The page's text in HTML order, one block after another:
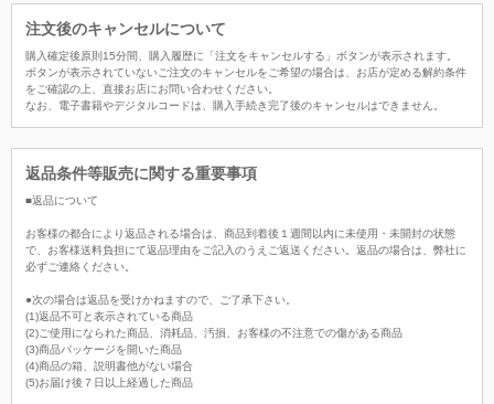
注文後のキャンセルについて
購入確定後原則15分間、購入履歴に「注文をキャンセルする」ボタンが表示されます。
ボタンが表示されていないご注文のキャンセルをご希望の場合は、お店が定める解約条件
をご確認の上、直接お店にお問い合わせください。
なお、電子書籍やデジタルコードは、購入手続き完了後のキャンセルはできません。
返品条件等販売に関する重要事項
■返品について
お客様の都合により返品される場合は、商品到着後１週間以内に未使用・未開封の状態
で、お客様送料負担にて返品理由をご記入のうえご返送ください。返品の場合は、弊社に
必ずご連絡ください。
●次の場合は返品を受けかねますので、ご了承下さい。
(1)返品不可と表示されている商品
(2)ご使用になられた商品、消耗品、汚損、お客様の不注意での傷がある商品
(3)商品パッケージを開いた商品
(4)商品の箱、説明書他がない場合
(5)お届け後７日以上経過した商品